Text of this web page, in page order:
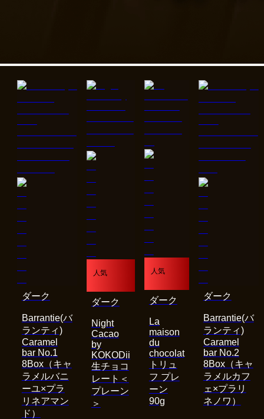
Barrantie(バ
ランティ)
Caramel
bar No.1
8Box（キャ
ラメルバニ
ーユ×プラ
リネアマン
ド）
ダーク
人気
Night
Cacao
by
KOKODii
生チョコ
レート＜
プレーン
＞
ダーク
人気
La
maison
du
chocolat
トリュ
フ プレ
ーン
90g
ダーク
Barrantie(バ
ランティ)
Caramel
bar No.2
8Box（キャ
ラメルカフ
ェ×プラリ
ネノワ）
ダーク